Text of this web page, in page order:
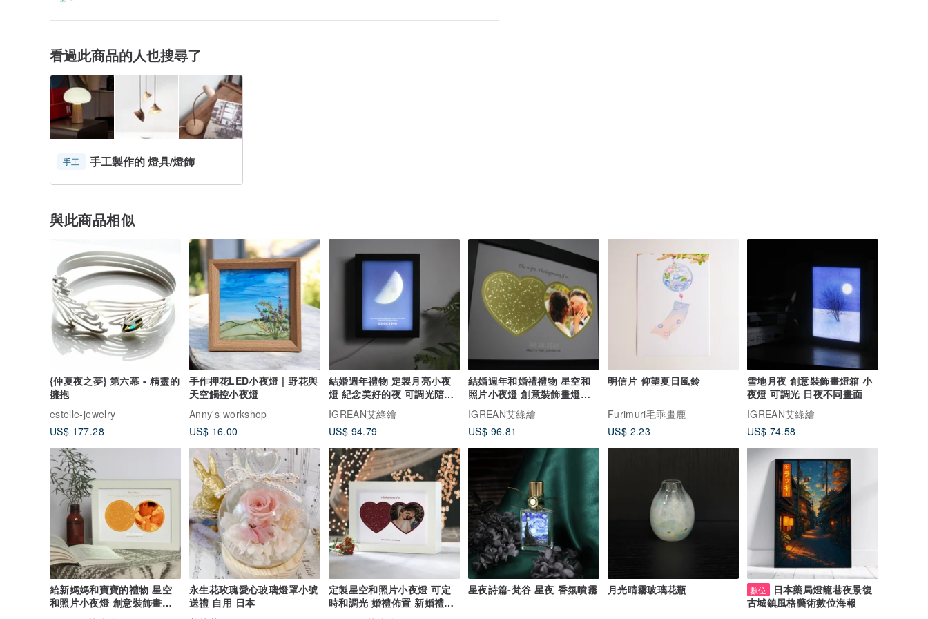
看過此商品的人也搜尋了
手工 手工製作的 燈具/燈飾
與此商品相似
{仲夏夜之夢} 第六幕 - 精靈的
擁抱
estelle-jewelry
US$ 177.28
手作押花LED小夜燈 | 野花與
天空觸控小夜燈
Anny's workshop
US$ 16.00
結婚週年禮物 定製月亮小夜
燈 紀念美好的夜 可調光陪伴
入眠
IGREAN艾綠繪
US$ 94.79
結婚週年和婚禮禮物 星空和
照片小夜燈 創意裝飾畫燈箱
可調光
IGREAN艾綠繪
US$ 96.81
明信片 仰望夏日風鈴
Furimuri毛乖畫鹿
US$ 2.23
雪地月夜 創意裝飾畫燈箱 小
夜燈 可調光 日夜不同畫面
IGREAN艾綠繪
US$ 74.58
給新媽媽和寶寶的禮物 星空
和照片小夜燈 創意裝飾畫燈
箱 可調光
永生花玫瑰愛心玻璃燈罩小號
送禮 自用 日本
定製星空和照片小夜燈 可定
時和調光 婚禮佈置 新婚禮物
星夜詩篇-梵谷 星夜 香氛噴霧 月光晴霧玻璃花瓶 數位
日本藥局燈籠巷夜景復
古城鎮風格藝術數位海報